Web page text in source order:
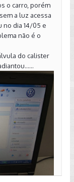
o carro, porém
a luz acessa
no dia 14/05 e
não é o
do calister